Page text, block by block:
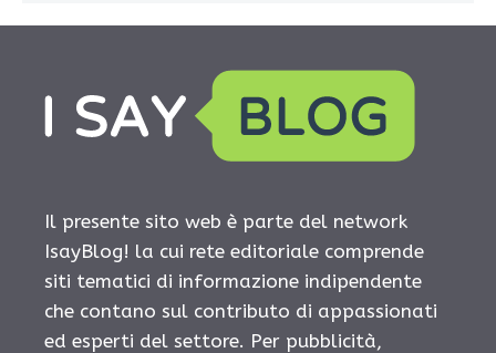
Il presente sito web è parte del network
IsayBlog! la cui rete editoriale comprende
siti tematici di informazione indipendente
che contano sul contributo di appassionati
ed esperti del settore. Per pubblicità,